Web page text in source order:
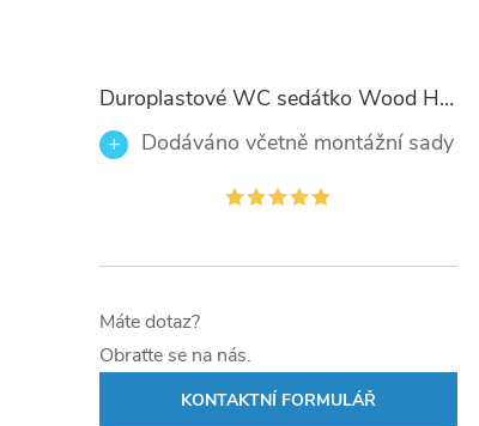
Duroplastové WC sedátko Wood Heart 82377 se zpomalovacím mechanismem SOFT-CLOSE
Dodáváno včetně montážní sady
Máte dotaz?
Obraťte se na nás.
KONTAKTNÍ FORMULÁŘ